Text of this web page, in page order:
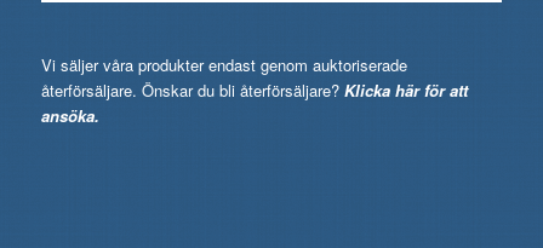
Vi säljer våra produkter endast genom auktoriserade
återförsäljare. Önskar du bli återförsäljare? Klicka här för att
ansöka.